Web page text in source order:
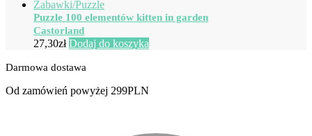
Puzzle 100 elementów kitten in garden
Castorland
27,30zł Dodaj do koszyka
Darmowa dostawa
Od zamówień powyżej 299PLN